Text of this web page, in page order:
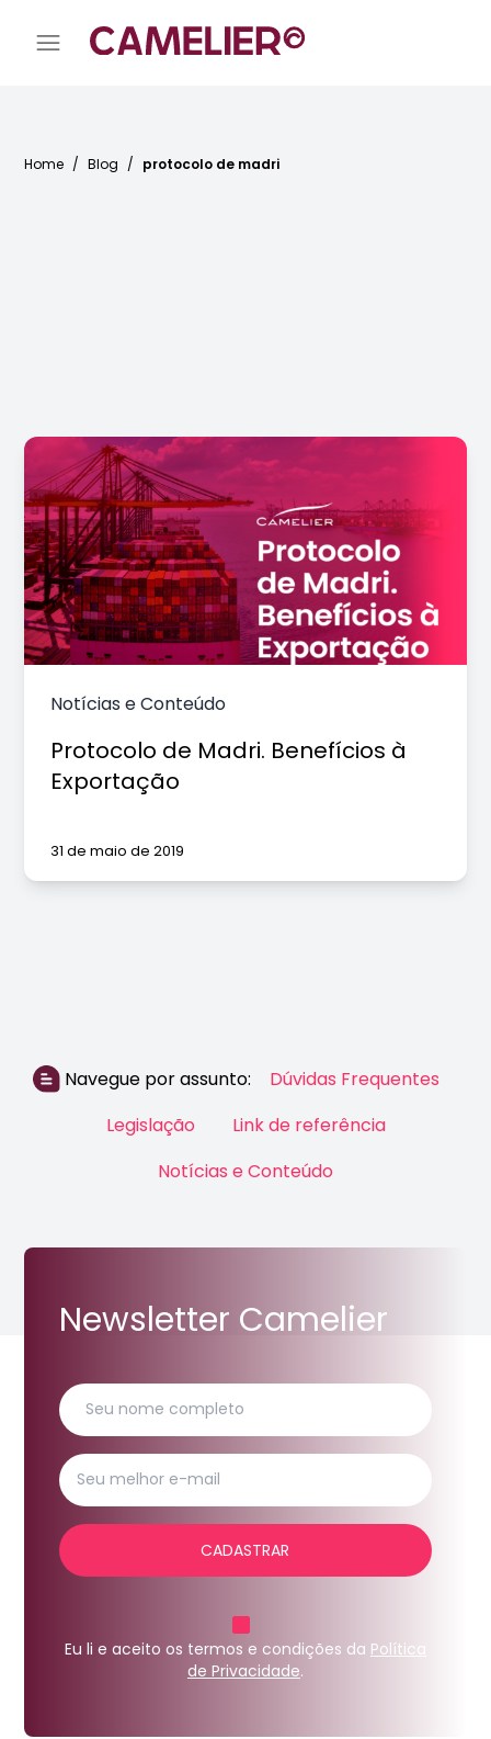
Home / Blog / protocolo de madri
Notícias e Conteúdo
Protocolo de Madri. Benefícios à
Exportação
31 de maio de 2019
Navegue por assunto:
Dúvidas Frequentes
Legislação
Link de referência
Notícias e Conteúdo
Newsletter Camelier
CADASTRAR
Eu li e aceito os termos e condições da Política
de Privacidade.